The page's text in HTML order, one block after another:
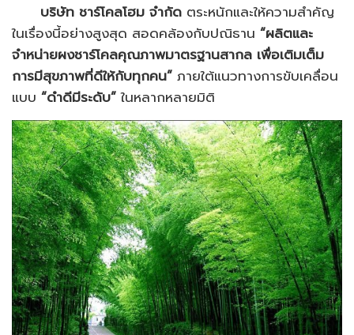
บริษัท ชาร์โคลโฮม จำกัด ตระหนักและให้ความสำคัญ
ในเรื่องนี้อย่างสูงสุด สอดคล้องกับปณิธาน “ผลิตและ
จำหน่ายผงชาร์โคลคุณภาพมาตรฐานสากล เพื่อเติมเต็ม
การมีสุขภาพที่ดีให้กับทุกคน” ภายใต้แนวทางการขับเคลื่อน
แบบ “ดำดีมีระดับ”ในหลากหลายมิติ